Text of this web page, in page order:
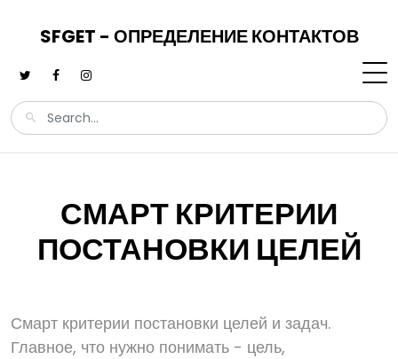
SFGET - ОПРЕДЕЛЕНИЕ КОНТАКТОВ
СМАРТ КРИТЕРИИ
ПОСТАНОВКИ ЦЕЛЕЙ
Смарт критерии постановки целей и задач.
Главное, что нужно понимать - цель,